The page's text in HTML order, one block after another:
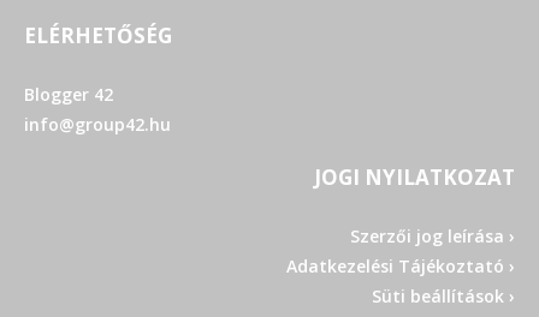
ELÉRHETŐSÉG
Blogger 42
info@group42.hu
JOGI NYILATKOZAT
Szerzői jog leírása ›
Adatkezelési Tájékoztató ›
Süti beállítások ›